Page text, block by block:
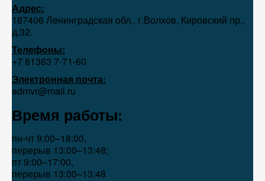
Адрес:
187406 Ленинградская обл., г.Волхов, Кировский пр.,
д.32.
Телефоны:
+7 81363 7‑71-60
Электронная почта:
admvr@mail.ru
Время работы:
пн-чт 9:00–18:00,
перерыв 13:00–13:48;
пт 9:00–17:00,
перерыв 13:00–13:48